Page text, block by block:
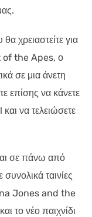
χρειαστείτε για
of the Apes, ο
σε μια άνετη
επίσης να κάνετε
να τελειώσετε
σε πάνω από
ταινίες
Jones and the
το νέο παιχνίδι